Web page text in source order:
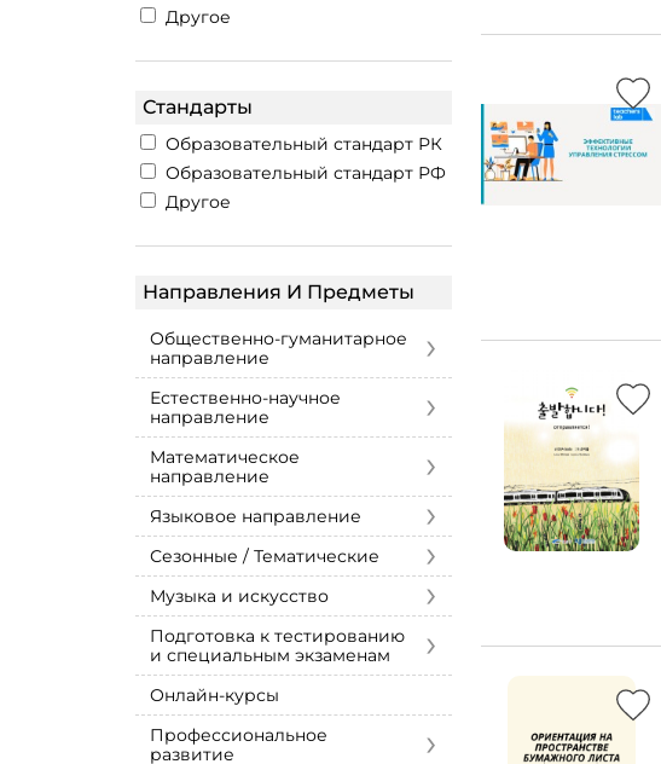
Другое
Стандарты
Образовательный стандарт РК
Образовательный стандарт РФ
Другое
Направления И Предметы
Общественно-гуманитарное
направление
›
Естественно-научное
направление
›
Математическое
направление
›
Языковое направление ›
Сезонные / Тематические ›
Музыка и искусство ›
Подготовка к тестированию
и специальным экзаменам
›
Онлайн-курсы
Профессиональное
развитие
›